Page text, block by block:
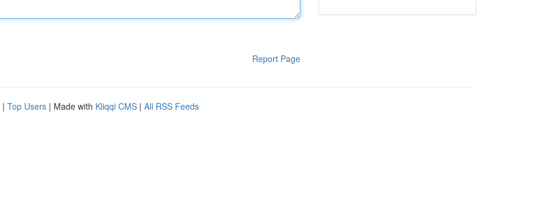
Report Page
| Top Users | Made with Kliqqi CMS | All RSS Feeds